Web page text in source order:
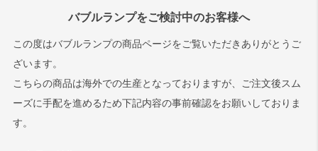
バブルランプをご検討中のお客様へ
この度はバブルランプの商品ページをご覧いただきありがとうご
ざいます。
こちらの商品は海外での生産となっておりますが、ご注文後スム
ーズに手配を進めるため下記内容の事前確認をお願いしておりま
す。